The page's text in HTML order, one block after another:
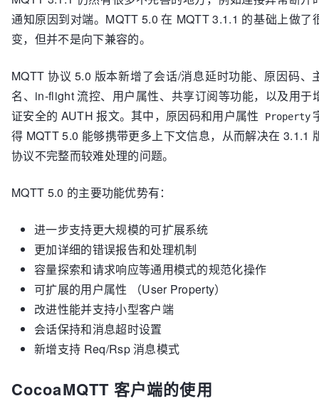
通知原因到对端。MQTT 5.0 在 MQTT 3.1.1 的基础上做了
变，但并不是向下兼容的。
MQTT 协议 5.0 版本新增了会话/消息延时功能、原因码、
名、in-flight 流控、用户属性、共享订阅等功能，以及用于
证安全的 AUTH 报文。其中，原因码和用户属性
Property
得 MQTT 5.0 能够携带更多上下文信息，从而解决在 3.1.1
协议不完整而较难处理的问题。
MQTT 5.0 的主要功能优势有：
进一步支持更大规模的可扩展系统
更加详细的错误报告和处理机制
容量探索和请求响应等通用模式的规范化操作
可扩展的用户属性 （User Property）
改进性能并支持小型客户端
会话保持和消息超时设置
新增支持 Req/Rsp 消息模式
CocoaMQTT 客户端的使用